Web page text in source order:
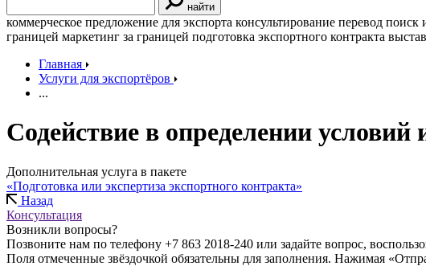
найти
коммерческое предложение для экспорта консультирование перевод поиск
границей маркетинг за границей подготовка экспортного контракта
Главная
Услуги для экспортёров
...
Содействие в определении
Дополнительная услуга в пакете
«Подготовка или экспертиза экспортного контракта»
Назад
Консультация
Возникли вопросы?
Позвоните нам по телефону +7 863 2018-240 или задайте вопрос,
Поля отмеченные звёздочкой обязательны для заполнения. Нажимая